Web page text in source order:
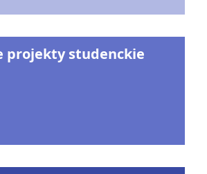
projekty studenckie